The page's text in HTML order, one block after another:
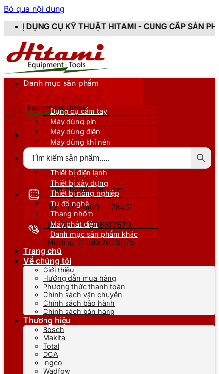
Bỏ qua nội dung
THUẬT HITAMI - CUNG CẤP SẢN PHẨM CHÍNH
Văn phòng làm việc:
T2 - T7 (8h00 - 17h45)
Hotline 1: 0866617579
Hotline 2: 0932623575
Danh mục sản phẩm
Dụng cụ cầm tay
Máy dùng pin
Máy dùng điện
Máy dùng khí nén
Thiết bị nâng đỡ
Thiết bị điện lạnh
Thiết bị xây dựng
Thiết bị nông nghiệp
Tủ đồ nghề
Thang nhôm
Máy phát điện
Danh mục sản phẩm khác
Trang chủ
Về chúng tôi
Giới thiệu
Hướng dẫn mua hàng
Phương thức thanh toán
Chính sách vận chuyển
Chính sách bảo hành
Chính sách bán hàng
Thương hiệu
Bosch
Makita
Total
DCA
Ingco
Wadfow